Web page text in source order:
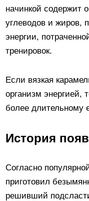
начинкой содержит
углеводов и жиров,
энергии,
тренировок.
Если вязкая
организм энергией,
более длительному
История
Согласно
приготовил
решивший